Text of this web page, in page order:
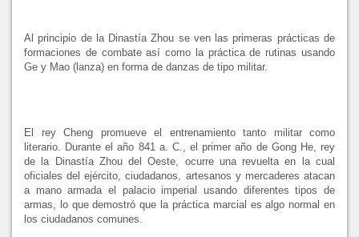
Al principio de la Dinastía Zhou se ven las primeras prácticas de
formaciones de combate así como la práctica de rutinas usando
Ge y Mao (lanza) en forma de danzas de tipo militar.
El rey Cheng promueve el entrenamiento tanto militar como
literario. Durante el año 841 a. C., el primer año de Gong He, rey
de la Dinastía Zhou del Oeste, ocurre una revuelta en la cual
oficiales del ejército, ciudadanos, artesanos y mercaderes atacan
a mano armada el palacio imperial usando diferentes tipos de
armas, lo que demostró que la práctica marcial es algo normal en
los ciudadanos comunes.